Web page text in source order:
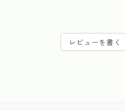
レビューを書く